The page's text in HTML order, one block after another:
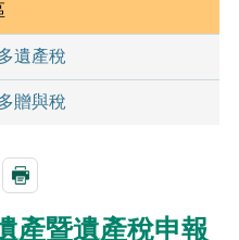
遺產稅
贈與稅
產暨遺產稅申報